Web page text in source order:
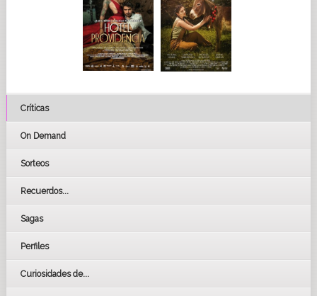
Críticas
On Demand
Sorteos
Recuerdos...
Sagas
Perfiles
Curiosidades de...